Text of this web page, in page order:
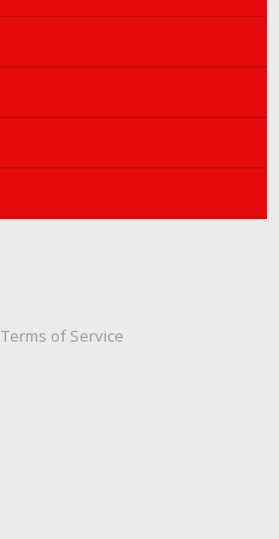
Terms of Service